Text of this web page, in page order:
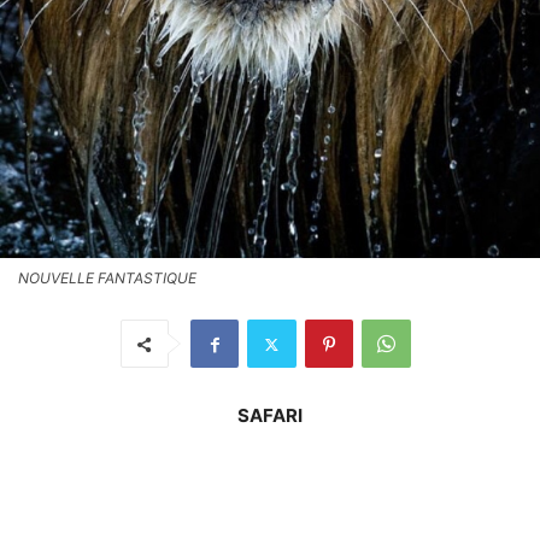
NOUVELLE FANTASTIQUE
SAFARI